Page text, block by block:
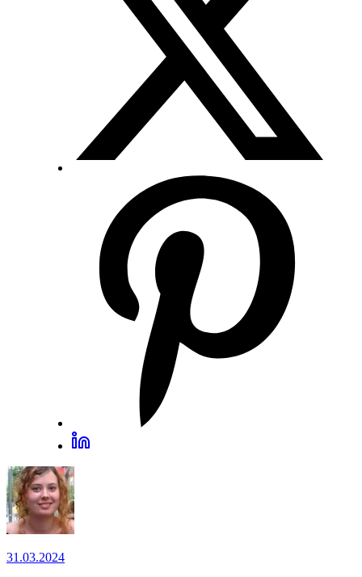
31.03.2024